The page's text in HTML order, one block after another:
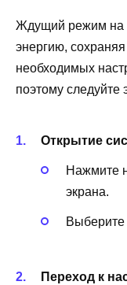
Ждущий режим на
энергию,
необходимых
поэтому следуйте
Открытие
Нажмите
экрана.
Выберите
Переход к